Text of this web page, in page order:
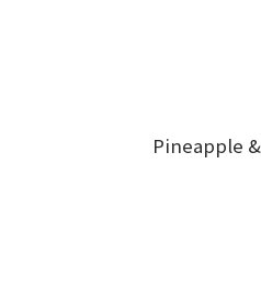
Pineapple